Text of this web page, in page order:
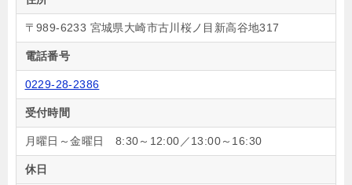
〒989-6233 宮城県大崎市古川桜ノ目新高谷地317
電話番号
0229-28-2386
受付時間
月曜日～金曜日 8:30～12:00／13:00～16:30
休日